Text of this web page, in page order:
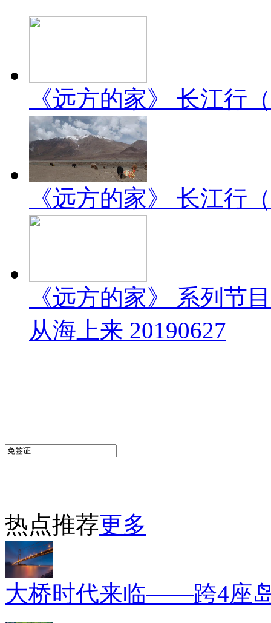
《远方的家》 长江行
《远方的家》 长江行
《远方的家》 系列
从海上来 20190627
热点推荐更多
大桥时代来临——跨4座